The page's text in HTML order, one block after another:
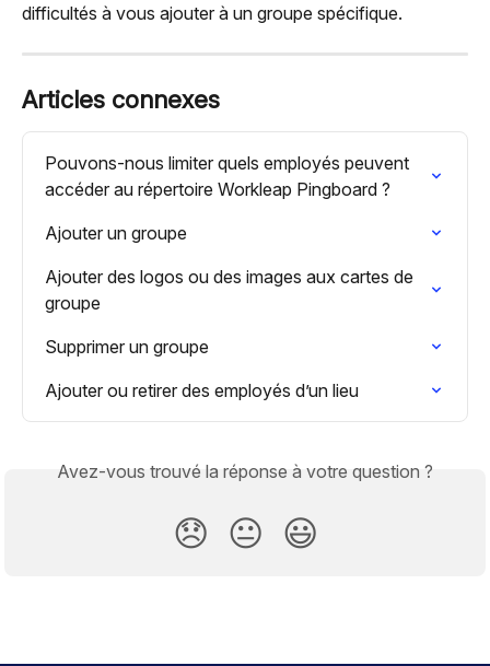
difficultés à vous ajouter à un groupe spécifique.
Articles connexes
Pouvons-nous limiter quels employés peuvent
accéder au répertoire Workleap Pingboard ?
Ajouter un groupe
Ajouter des logos ou des images aux cartes de
groupe
Supprimer un groupe
Ajouter ou retirer des employés d’un lieu
Avez-vous trouvé la réponse à votre question ?
😞 😐 😃